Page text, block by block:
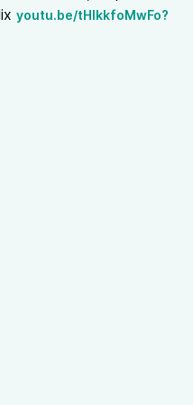
youtu.be/tHlkkfoMwFo?